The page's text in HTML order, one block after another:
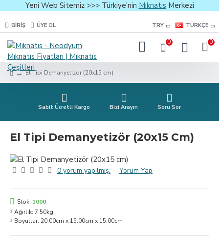
Yeni Web Sitemiz >>> Türkiye'nin Mıknatıs Merkezi
GIRIŞ ÜYE OL TRY TÜRKÇE
0 0
El Tipi Demanyetizör (20x15 cm)
Sabit Ücretli Kargo Bizi Arayın Soru Sor
El Tipi Demanyetizör (20x15 Cm)
0 yorum yapılmış. - Yorum Yap
Stok: 1000
Ağırlık: 7.50kg
Boyutlar: 20.00cm x 15.00cm x 15.00cm